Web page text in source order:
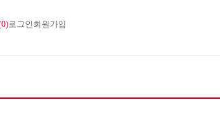
0)로그인 회원가입